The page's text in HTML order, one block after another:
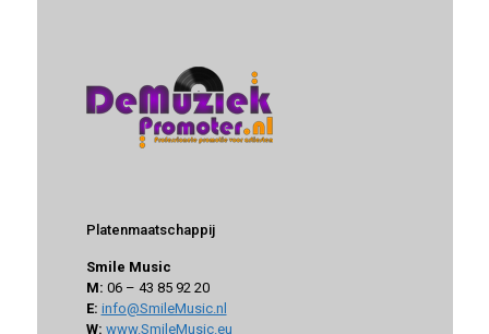
Platenmaatschappij
Smile Music
M: 06 – 43 85 92 20
E: info@SmileMusic.nl
W: www.SmileMusic.eu